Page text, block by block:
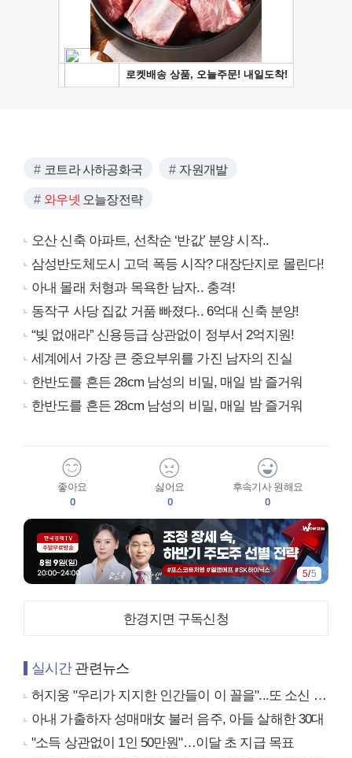
코트라 사하공화국 자원개발
와우넷 오늘장전략
오산 신축 아파트, 선착순 ‘반값’ 분양 시작..
삼성반도체도시 고덕 폭등 시작? 대장단지로 몰린다!
아내 몰래 처형과 목욕한 남자.. 충격!
동작구 사당 집값 거품 빠졌다.. 6억대 신축 분양!
“빚 없애라” 신용등급 상관없이 정부서 2억지원!
세계에서 가장 큰 중요부위를 가진 남자의 진실
한반도를 흔든 28cm 남성의 비밀, 매일 밤 즐거워
한반도를 흔든 28cm 남성의 비밀, 매일 밤 즐거워
좋아요
0
싫어요
0
후속기사 원해요
0
5/5
한경지면 구독신청
실시간관련뉴스
허지웅 "우리가 지지한 인간들이 이 꼴을"...또 소신 발언
아내 가출하자 성매매女 불러 음주, 아들 살해한 30대
"소득 상관없이 1인 50만원"…이달 초 지급 목표